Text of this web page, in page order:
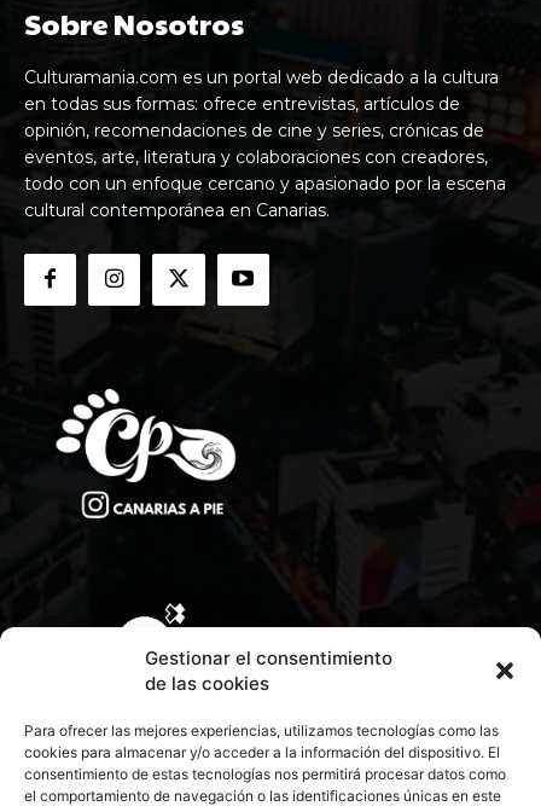
Gestionar el consentimiento
de las cookies
Para ofrecer las mejores experiencias, utilizamos tecnologías como las
cookies para almacenar y/o acceder a la información del dispositivo. El
consentimiento de estas tecnologías nos permitirá procesar datos como
el comportamiento de navegación o las identificaciones únicas en este
Sobre Nosotros
Culturamania.com es un portal web dedicado a la cultura
en todas sus formas: ofrece entrevistas, artículos de
opinión, recomendaciones de cine y series, crónicas de
eventos, arte, literatura y colaboraciones con creadores,
todo con un enfoque cercano y apasionado por la escena
cultural contemporánea en Canarias.